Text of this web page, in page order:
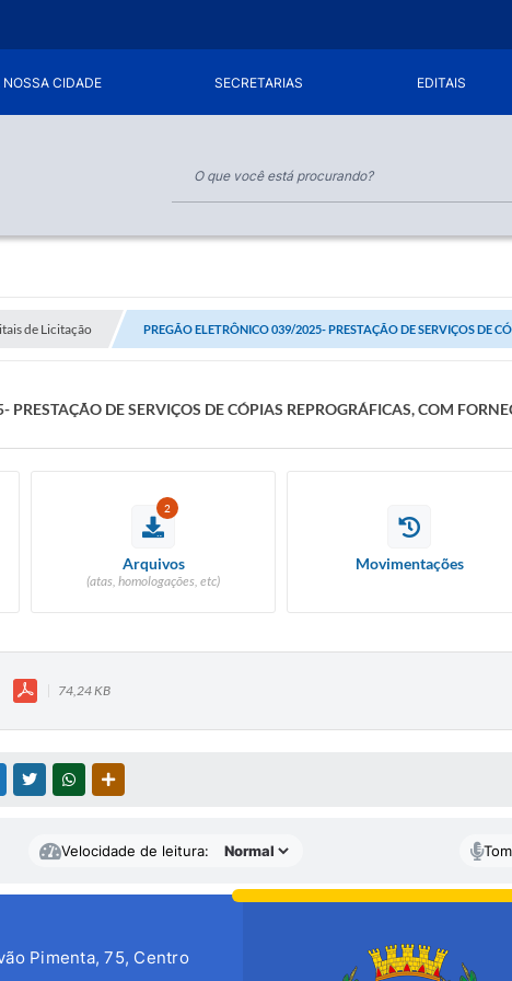
NOSSA CIDADE SECRETARIAS EDITAIS
de Licitação PREGÃO ELETRÔNICO 039/2025- PRESTAÇÃO DE SERVIÇOS DE
PRESTAÇÃO DE SERVIÇOS DE CÓPIAS REPROGRÁFICAS, COM
2
Arquivos
(atas, homologações, etc)
Movimentações
74,24 KB
MESSENGER
TWITTERWHATSAPP
Velocidade de leitura:
Pimenta, 75, Centro